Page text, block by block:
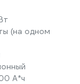
(на одном
А*ч